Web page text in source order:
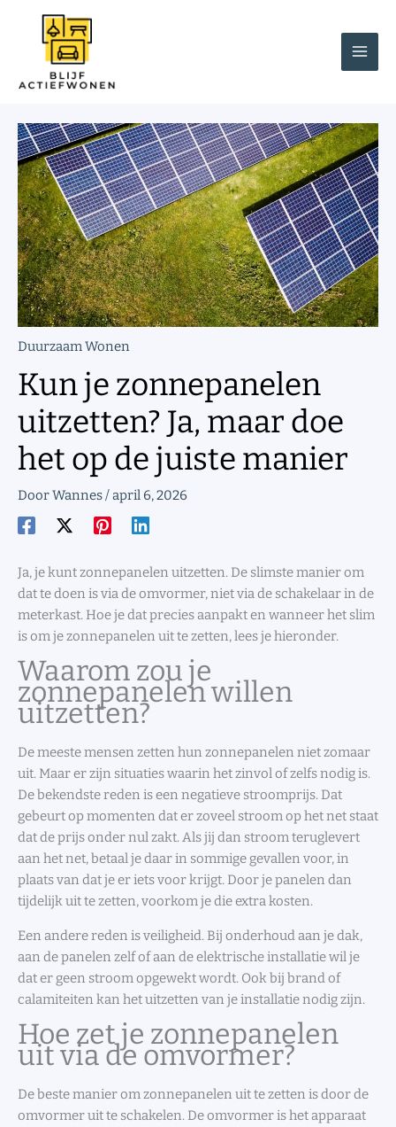
Duurzaam Wonen
Kun je zonnepanelen
uitzetten? Ja, maar doe
het op de juiste manier
DoorWannes/april 6, 2026
Ja, je kunt zonnepanelen uitzetten. De slimste manier om
dat te doen is via de omvormer, niet via de schakelaar in de
meterkast. Hoe je dat precies aanpakt en wanneer het slim
is om je zonnepanelen uit te zetten, lees je hieronder.
Waarom zou je
zonnepanelen willen
uitzetten?
De meeste mensen zetten hun zonnepanelen niet zomaar
uit. Maar er zijn situaties waarin het zinvol of zelfs nodig is.
De bekendste reden is een negatieve stroomprijs. Dat
gebeurt op momenten dat er zoveel stroom op het net staat
dat de prijs onder nul zakt. Als jij dan stroom teruglevert
aan het net, betaal je daar in sommige gevallen voor, in
plaats van dat je er iets voor krijgt. Door je panelen dan
tijdelijk uit te zetten, voorkom je die extra kosten.
Een andere reden is veiligheid. Bij onderhoud aan je dak,
aan de panelen zelf of aan de elektrische installatie wil je
dat er geen stroom opgewekt wordt. Ook bij brand of
calamiteiten kan het uitzetten van je installatie nodig zijn.
Hoe zet je zonnepanelen
uit via de omvormer?
De beste manier om zonnepanelen uit te zetten is door de
omvormer uit te schakelen. De omvormer is het apparaat